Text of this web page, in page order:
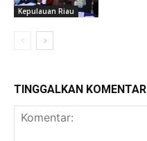
Kepulauan Riau
TINGGALKAN KOMENTAR